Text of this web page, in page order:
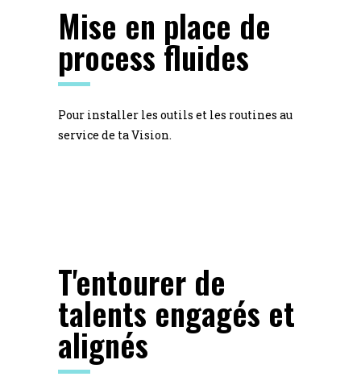
Mise en place de
process fluides
Pour installer les outils et les routines au
service de ta Vision.
T'entourer de
talents engagés et
alignés